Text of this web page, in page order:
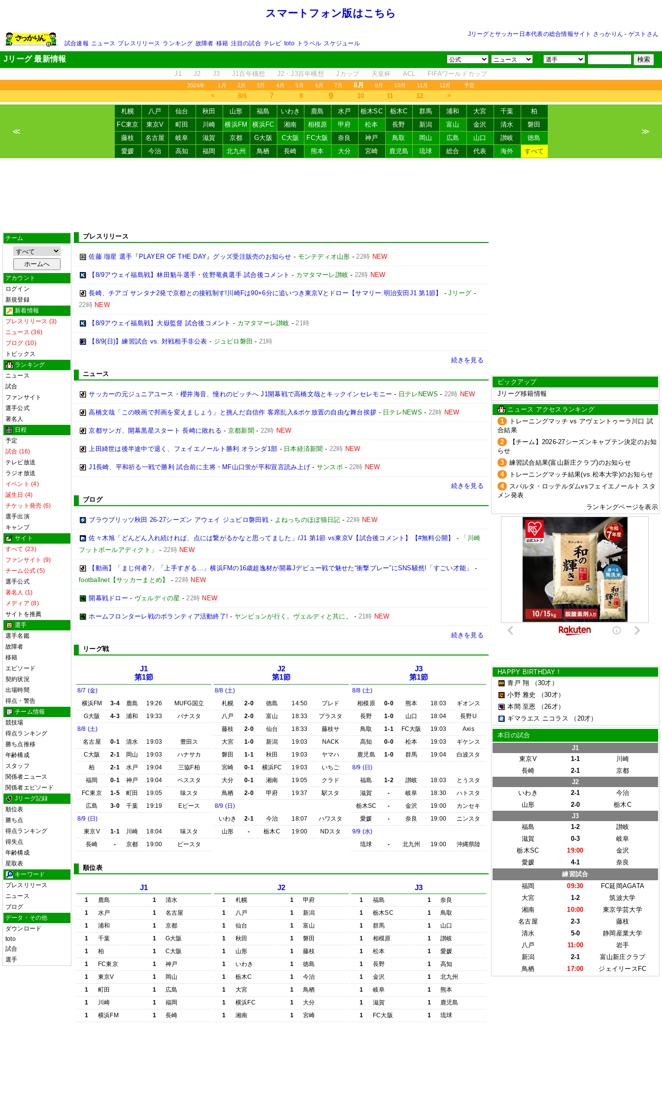
スマートフォン版はこちら
Jリーグとサッカー日本代表の総合情報サイト さっかりん - ゲストさん
試合速報 ニュース プレスリリース ランキング 故障者 移籍 注目の試合 テレビ toto トラベル スケジュール
Jリーグ 最新情報
J1 J2 J3 J1百年構想 J2・J3百年構想 Jカップ 天皇杯 ACL FIFAワールドカップ
2026年 1月 2月 3月 4月 5月 6月 7月 8月 9月 10月 11月 12月 予定
＜ 8/6 7 8 9 10 11 12 ＞
≪
札幌 八戸 仙台 秋田 山形 福島 いわき 鹿島 水戸 栃木SC 栃木C 群馬 浦和 大宮 千葉
柏
FC東京
東京V 町田 川崎 横浜FM 横浜FC 湘南 相模原 甲府 松本 長野 新潟 富山 金沢 清水
磐田
藤枝
名古屋 岐阜 滋賀 京都 G大阪 C大阪 FC大阪 奈良 神戸 鳥取 岡山 広島 山口 讃岐
徳島
愛媛
今治 高知 福岡 北九州 鳥栖 長崎 熊本 大分 宮崎 鹿児島 琉球 総合 代表 海外 すべて
≫
チーム
アカウント
ログイン
新規登録
新着情報
プレスリリース (3)
ニュース (36)
ブログ (10)
トピックス
ランキング
ニュース
試合
ファンサイト
選手公式
著名人
日程
予定
試合 (16)
テレビ放送
ラジオ放送
イベント (4)
誕生日 (4)
チケット発売 (6)
選手出演
キャンプ
サイト
すべて (23)
ファンサイト (9)
チーム公式 (5)
選手公式
著名人 (1)
メディア (8)
サイトを推薦
選手
選手名鑑
故障者
移籍
エピソード
契約状況
出場時間
得点・警告
チーム情報
競技場
得点ランキング
勝ち点推移
年齢構成
スタッフ
関係者ニュース
関係者エピソード
Jリーグ記録
順位表
勝ち点
得点ランキング
得失点
年齢構成
星取表
キーワード
プレスリリース
ニュース
ブログ
データ・その他
ダウンロード
toto
試合
選手
プレスリリース
佐藤 瑠星 選手『PLAYER OF THE DAY』グッズ受注販売のお知らせ - モンテディオ山形 -22時 NEW
【8/9アウェイ福島戦】林田魁斗選手・佐野竜眞選手 試合後コメント - カマタマーレ讃岐 - 22時 NEW
長崎、チアゴ サンタナ2発で京都との接戦制す!川崎Fは90+6分に追いつき東京Vとドロー【サマリー:明治安田J1 第1節】 -Jリーグ -
22時 NEW
【8/9アウェイ福島戦】大嶽監督 試合後コメント - カマタマーレ讃岐 -21時
【8/9(日)】練習試合 vs. 対戦相手非公表 - ジュビロ磐田 - 21時
続きを見る
ニュース
サッカーの元ジュニアユース・櫻井海音、憧れのピッチへ J1開幕戦で高橋文哉とキックインセレモニー - 日テレNEWS - 22時 NEW
高橋文哉「この映画で邦画を変えましょう」と挑んだ自信作 客席乱入&ボケ放置の自由な舞台挨拶 - 日テレNEWS - 22時 NEW
京都サンガ、開幕黒星スタート 長崎に敗れる - 京都新聞 - 22時 NEW
上田綺世は後半途中で退く、フェイエノールト勝利 オランダ1部 - 日本経済新聞 - 22時 NEW
J1長崎、平和祈る一戦で勝利 試合前に主将・MF山口蛍が平和宣言読み上げ- サンスポ- 22時 NEW
続きを見る
ブログ
ブラウブリッツ秋田 26-27シーズン アウェイ ジュビロ磐田戦- よねっちのほぼ猫日記 -22時 NEW
佐々木旭「どんどん入れ続ければ、点には繋がるかなと思ってました」/J1 第1節 vs東京V【試合後コメント】【#無料公開】 -
「川崎
フットボールアディクト」
-22時 NEW
【動画】「まじ何者?」「上手すぎる…」横浜FMの16歳超逸材が開幕Jデビュー戦で魅せた“衝撃プレー”にSNS騒然!「すごい才能」
-
footballnet【サッカーまとめ】
-22時 NEW
開幕戦ドロー - ヴェルディの星 -22時 NEW
ホームフロンターレ戦のボランティア活動終了! - ヤンピョンが行く。ヴェルディと共に。 - 21時 NEW
続きを見る
リーグ戦
J1
第1節
8/7 (金)
横浜FM
3-4 鹿島 19:26
MUFG国立
G大阪
4-3 浦和 19:33
パナスタ
8/8 (土)
名古屋
0-1 清水 19:03
豊田ス
C大阪
2-1 岡山 19:03
ハナサカ
柏
2-1 水戸 19:04
三協F柏
福岡
0-1 神戸 19:04
ベススタ
FC東京
1-5 町田 19:05
味スタ
広島
3-0 千葉 19:19
Eピース
8/9 (日)
東京V
1-1 川崎 18:04
味スタ
長崎
- 京都 19:00 ピースタ
J2
第1節
8/8 (土)
札幌
2-0 徳島 14:50
プレド
八戸
2-0 富山 18:33
プラスタ
藤枝
2-0 仙台 18:33
藤枝サ
大宮
1-0 新潟 19:03
NACK
磐田
1-1 秋田 19:03
ヤマハ
宮崎
0-1 横浜FC 19:03
いちご
大分
0-1 湘南 19:05
クラド
鳥栖
2-0 甲府 19:37
駅スタ
8/9 (日)
いわき
2-1 今治 18:07
ハワスタ
山形
- 栃木C 19:00 NDスタ
J3
第1節
8/8 (土)
相模原
0-0 熊本 18:03
ギオンス
長野
1-0 山口 18:04
長野U
鳥取
1-1 FC大阪 19:03
Axis
高知
0-0 松本 19:03
ギケンス
鹿児島
1-0 群馬 19:04
白波スタ
8/9 (日)
福島
1-2 讃岐 18:03
とうスタ
滋賀
- 岐阜 18:30
ハトスタ
栃木SC
- 金沢 19:00
カンセキ
愛媛
- 奈良 19:00
ニンスタ
9/9 (水)
琉球
- 北九州 19:00 沖縄県陸
順位表
J1
1 鹿島 1
清水
1
水戸 1
名古屋
1
浦和 1
京都
1
千葉 1
G大阪
1
柏 1
C大阪
1
FC東京 1
神戸
1
東京V 1
岡山
1
町田 1
広島
1
川崎 1
福岡
1
横浜FM 1 長崎
J2
1 札幌 1
甲府
1
八戸 1
新潟
1
仙台 1
富山
1
秋田 1
磐田
1
山形 1
藤枝
1
いわき 1
徳島
1
栃木C 1
今治
1
大宮 1
鳥栖
1
横浜FC 1
大分
1
湘南 1 宮崎
J3
1 福島 1
奈良
1
栃木SC 1
鳥取
1
群馬 1
山口
1
相模原 1
讃岐
1
松本 1
愛媛
1
長野 1
高知
1
金沢 1
北九州
1
岐阜 1
熊本
1
滋賀 1
鹿児島
1
FC大阪 1 琉球
ピックアップ
Jリーグ移籍情報
ニュース アクセスランキング
1
トレーニングマッチ vs アヴェントゥーラ川口 試
合結果
2
【チーム】2026-27シーズンキャプテン決定のお知
らせ
3
練習試合結果(富山新庄クラブ)のお知らせ
4
トレーニングマッチ結果(vs.松本大学)のお知らせ
4
スパルタ・ロッテルダムvsフェイエノールト スタ
メン発表
ランキングページを表示
HAPPY BIRTHDAY !
青戸 翔
（30才）
小野 雅史
（30才）
本間 至恩
（26才）
ギマラエス ニコラス
（20才）
本日の試合
J1
東京V
1-1
川崎
長崎
2-1
京都
J2
いわき
2-1
今治
山形
2-0
栃木C
J3
福島
1-2
讃岐
滋賀
0-3
岐阜
栃木SC
19:00
金沢
愛媛
4-1
奈良
練習試合
福岡
09:30
FC延岡AGATA
大宮
1-2
筑波大学
湘南
10:00
東京学芸大学
名古屋
2-3
藤枝
清水
5-0
静岡産業大学
八戸
11:00
岩手
新潟
2-1
富山新庄クラブ
鳥栖
17:00 ジェイリースFC